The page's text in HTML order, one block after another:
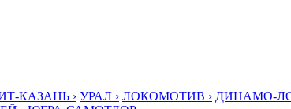
КАЗАНЬ › УРАЛ › ЛОКОМОТИВ › ДИНАМО-